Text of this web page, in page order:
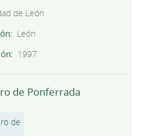
de León
León
1997
de Ponferrada